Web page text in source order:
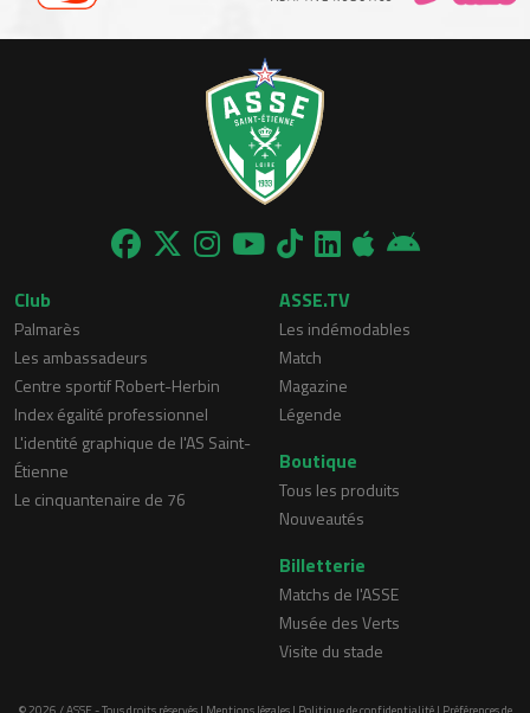
Club
Palmarès
Les ambassadeurs
Centre sportif Robert-Herbin
Index égalité professionnel
L'identité graphique de l'AS Saint-
Étienne
Le cinquantenaire de 76
ASSE.TV
Les indémodables
Match
Magazine
Légende
Boutique
Tous les produits
Nouveautés
Billetterie
Matchs de l'ASSE
Musée des Verts
Visite du stade